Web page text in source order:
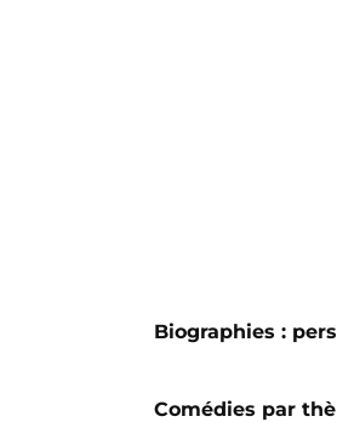
Biographies :
Comédies par